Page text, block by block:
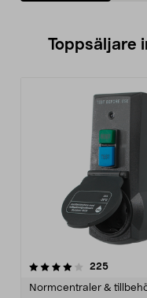
Toppsäljare
225
Normcentraler &
5.0 av 5 stjärnor